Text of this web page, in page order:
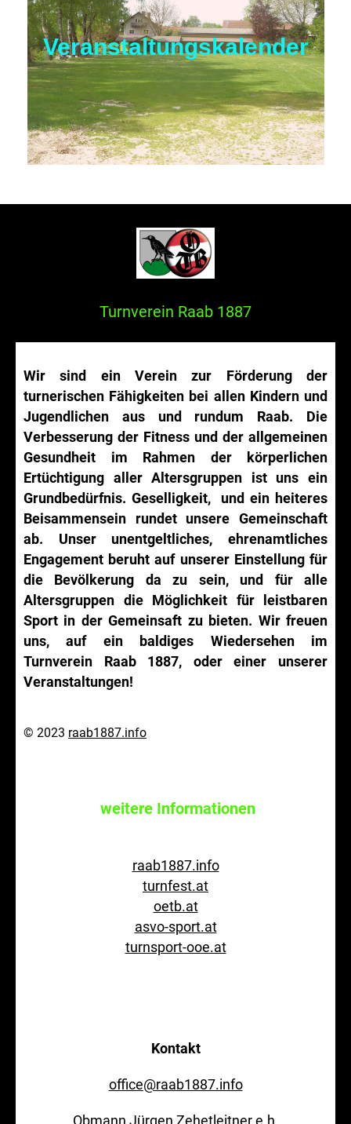
Veranstaltungskalender
Turnverein Raab 1887
Wir sind ein Verein zur Förderung der
turnerischen Fähigkeiten bei allen Kindern und
Jugendlichen aus und rundum Raab. Die
Verbesserung der Fitness und der allgemeinen
Gesundheit im Rahmen der körperlichen
Ertüchtigung aller Altersgruppen ist uns ein
Grundbedürfnis. Geselligkeit, und ein heiteres
Beisammensein rundet unsere Gemeinschaft
ab. Unser unentgeltliches, ehrenamtliches
Engagement beruht auf unserer Einstellung für
die Bevölkerung da zu sein, und für alle
Altersgruppen die Möglichkeit für leistbaren
Sport in der Gemeinsaft zu bieten. Wir freuen
uns, auf ein baldiges Wiedersehen im
Turnverein Raab 1887, oder einer unserer
Veranstaltungen!
© 2023 raab1887.info
weitere Informationen
raab1887.info
turnfest.at
oetb.at
asvo-sport.at
turnsport-ooe.at
Kontakt
office@raab1887.info
Obmann Jürgen Zehetleitner e.h.